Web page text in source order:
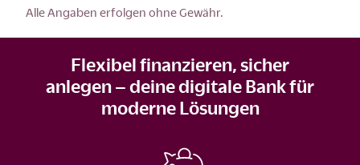
Alle Angaben erfolgen ohne Gewähr.
Flexibel finanzieren, sicher
anlegen – deine digitale Bank für
moderne Lösungen